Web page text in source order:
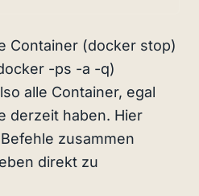
Container (docker stop)
-ps -a -q)
alle Container, egal
derzeit haben. Hier
zusammen
direkt zu